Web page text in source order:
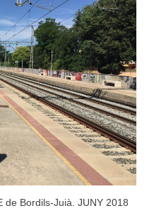
de Bordils-Juià. JUNY 2018